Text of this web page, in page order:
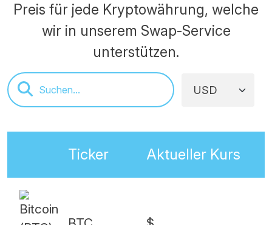
Preis für jede Kryptowährung, welche
wir in unserem Swap-Service
unterstützen.
Ticker Aktueller Kurs